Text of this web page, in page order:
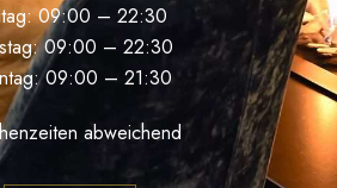
09:00 – 22:30
09:00 – 22:30
09:00 – 21:30
abweichend